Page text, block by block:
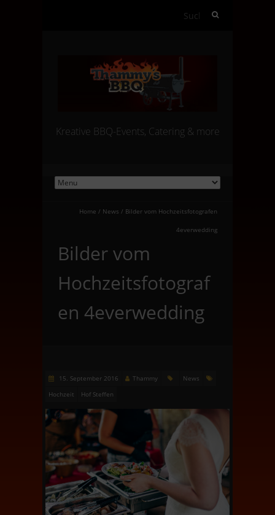
Suchen
Kreative BBQ-Events, Catering & more
Home / News / Bilder vom Hochzeitsfotografen
4everwedding
Bilder vom
Hochzeitsfotograf
en 4everwedding
15. September 2016 Thammy
News
Hochzeit
Hof Steffen